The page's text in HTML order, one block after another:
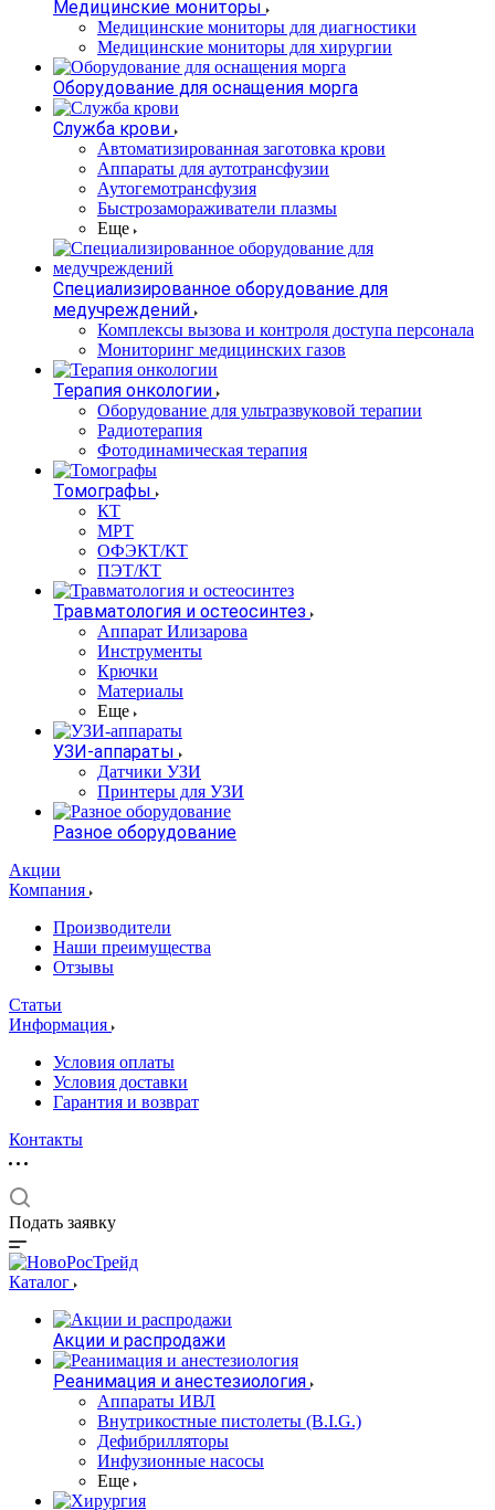
Медицинские мониторы
Медицинские мониторы для диагностики
Медицинские мониторы для хирургии
Оборудование для оснащения морга
Служба крови
Автоматизированная заготовка крови
Аппараты для аутотрансфузии
Аутогемотрансфузия
Быстрозамораживатели плазмы
Еще
Специализированное оборудование для
медучреждений
Комплексы вызова и контроля доступа персонала
Мониторинг медицинских газов
Терапия онкологии
Оборудование для ультразвуковой терапии
Радиотерапия
Фотодинамическая терапия
Томографы
КТ
МРТ
ОФЭКТ/КТ
ПЭТ/КТ
Травматология и остеосинтез
Аппарат Илизарова
Инструменты
Крючки
Материалы
Еще
УЗИ-аппараты
Датчики УЗИ
Принтеры для УЗИ
Разное оборудование
Акции
Компания
Производители
Наши преимущества
Отзывы
Статьи
Информация
Условия оплаты
Условия доставки
Гарантия и возврат
Контакты
Подать заявку
Каталог
Акции и распродажи
Реанимация и анестезиология
Аппараты ИВЛ
Внутрикостные пистолеты (B.I.G.)
Дефибрилляторы
Инфузионные насосы
Еще